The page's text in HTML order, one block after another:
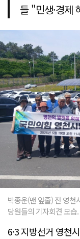
들 "민생·경제
박종운(맨 앞줄) 전 영천
당원들의 기자회견 모습
6·3 지방선거 영천